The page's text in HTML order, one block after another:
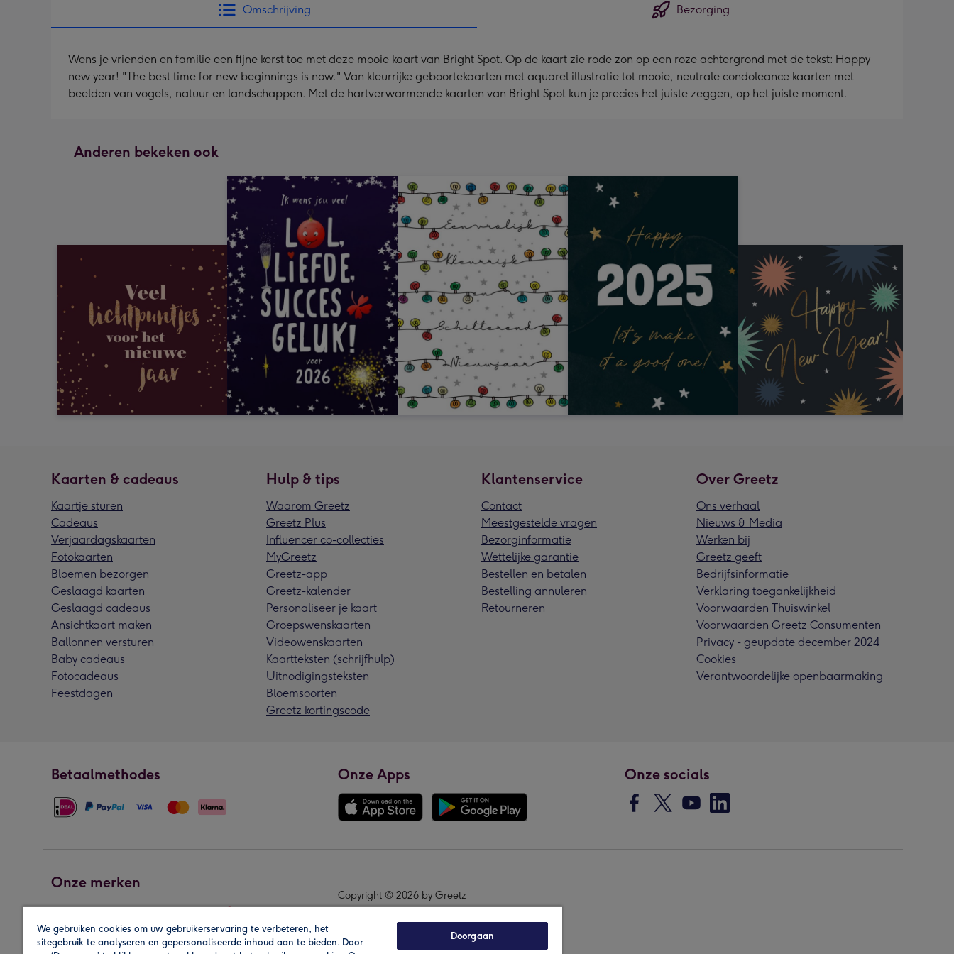
Omschrijving Bezorging
Wens je vrienden en familie een fijne kerst toe met deze mooie kaart van Bright Spot. Op de kaart zie rode zon op een roze achtergrond met de tekst: Happy
new year! "The best time for new beginnings is now." Van kleurrijke geboortekaarten met aquarel illustratie tot mooie, neutrale condoleance kaarten met
beelden van vogels, natuur en landschappen. Met de hartverwarmende kaarten van Bright Spot kun je precies het juiste zeggen, op het juiste moment.
Anderen bekeken ook
Kaarten & cadeaus
Kaartje sturen
Cadeaus
Verjaardagskaarten
Fotokaarten
Bloemen bezorgen
Geslaagd kaarten
Geslaagd cadeaus
Ansichtkaart maken
Ballonnen versturen
Baby cadeaus
Fotocadeaus
Feestdagen
Hulp & tips
Waarom Greetz
Greetz Plus
Influencer co-collecties
MyGreetz
Greetz-app
Greetz-kalender
Personaliseer je kaart
Groepswenskaarten
Videowenskaarten
Kaartteksten (schrijfhulp)
Uitnodigingsteksten
Bloemsoorten
Greetz kortingscode
Klantenservice
Contact
Meestgestelde vragen
Bezorginformatie
Wettelijke garantie
Bestellen en betalen
Bestelling annuleren
Retourneren
Over Greetz
Ons verhaal
Nieuws & Media
Werken bij
Greetz geeft
Bedrijfsinformatie
Verklaring toegankelijkheid
Voorwaarden Thuiswinkel
Voorwaarden Greetz Consumenten
Privacy - geupdate december 2024
Cookies
Verantwoordelijke openbaarmaking
Betaalmethodes Onze Apps Onze socials
Onze merken
Copyright © 2026 by Greetz
We gebruiken cookies om uw gebruikerservaring te verbeteren, het
sitegebruik te analyseren en gepersonaliseerde inhoud aan te bieden. Door
Doorgaan